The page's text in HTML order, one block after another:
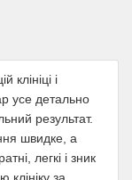
клініці і
усе детально
результат.
швидке, а
легкі і зник